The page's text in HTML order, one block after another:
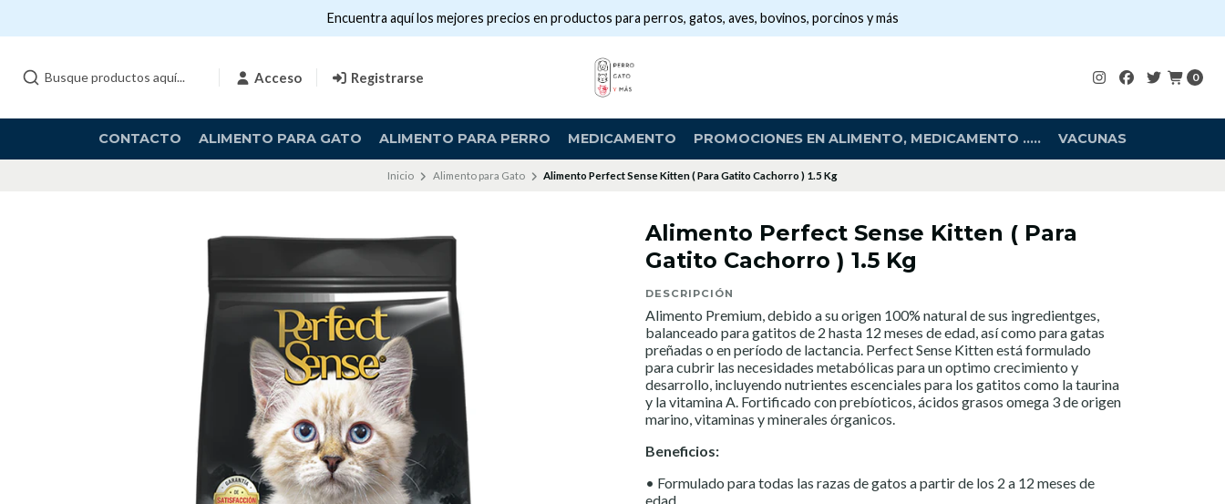
Acceso Registrarse 0
CONTACTO ALIMENTO PARA GATO ALIMENTO PARA PERRO MEDICAMENTO PROMOCIONES EN ALIMENTO, MEDICAMENTO ..... VACUNAS
Encuentra aquí los mejores precios en productos para perros, gatos, aves, bovinos, porcinos y más
Inicio Alimento para Gato Alimento Perfect Sense Kitten ( Para Gatito Cachorro ) 1.5 Kg
Alimento Perfect Sense Kitten ( Para
Gatito Cachorro ) 1.5 Kg
DESCRIPCIÓN
Alimento Premium, debido a su origen 100% natural de sus ingredientges,
balanceado para gatitos de 2 hasta 12 meses de edad, así como para gatas
preñadas o en período de lactancia. Perfect Sense Kitten está formulado
para cubrir las necesidades metabólicas para un optimo crecimiento y
desarrollo, incluyendo nutrientes escenciales para los gatitos como la taurina
y la vitamina A. Fortificado con prebíoticos, ácidos grasos omega 3 de origen
marino, vitaminas y minerales órganicos.
Beneficios:
• Formulado para todas las razas de gatos a partir de los 2 a 12 meses de
edad.